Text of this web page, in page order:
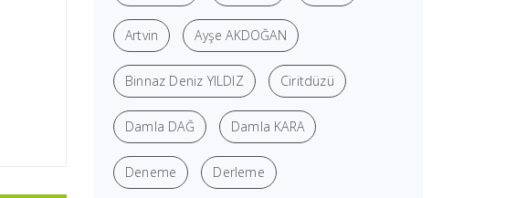
Artvin Ayşe AKDOĞAN
Binnaz Deniz YILDIZ Ciritdüzü
Damla DAĞ Damla KARA
Deneme Derleme